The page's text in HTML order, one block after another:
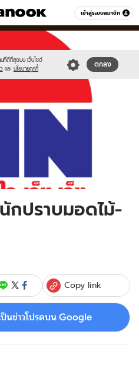
เข้าสู่ระบบสมาชิก
หมวดอื่นๆ
นที่ดีที่สุดบน เว็บไซต์
และ นโยบายคุกกี้
ตกลง
643026-
กปราบมอดไม้-
Copy link
นข่าวโปรดบน Google